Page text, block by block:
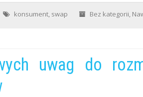
konsument, swap Bez kategorii,
uwag do